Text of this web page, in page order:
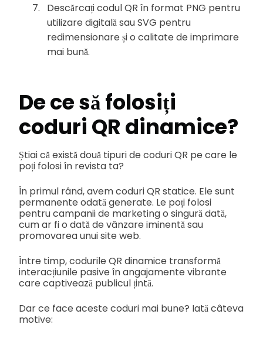
Descărcați codul QR în format PNG pentru
utilizare digitală sau SVG pentru
redimensionare și o calitate de imprimare
mai bună.
De ce să folosiți
coduri QR dinamice?
Știai că există două tipuri de coduri QR pe care le
poți folosi în revista ta?
În primul rând, avem coduri QR statice. Ele sunt
permanente odată generate. Le poți folosi
pentru campanii de marketing o singură dată,
cum ar fi o dată de vânzare iminentă sau
promovarea unui site web.
Între timp, codurile QR dinamice transformă
interacțiunile pasive în angajamente vibrante
care captivează publicul țintă.
Dar ce face aceste coduri mai bune? Iată câteva
motive: